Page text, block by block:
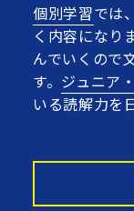
個別学習では
く内容になり
んでいくので
す。 ジュニア
いる読解力を